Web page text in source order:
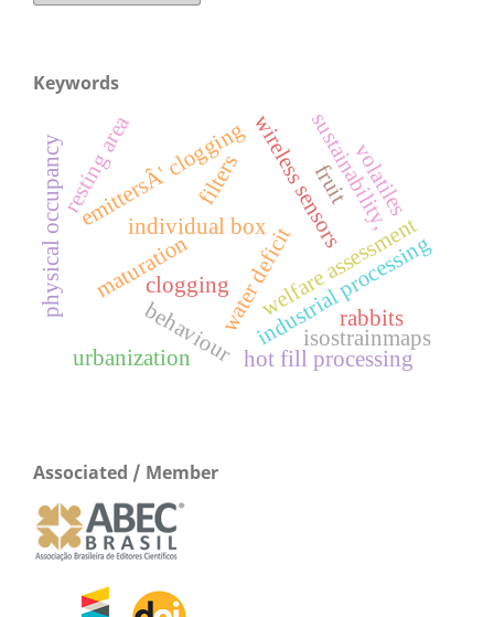
Keywords
water deficit
maturation welfare assessment
individual boxwireless sensorssustainability,
emittersÂ' clogging
industrial processing
hot fill processing
fruitvolatiles
clogging
filters
behaviour
resting area
physical occupancy
isostrainmaps
rabbits
urbanization
Associated / Member